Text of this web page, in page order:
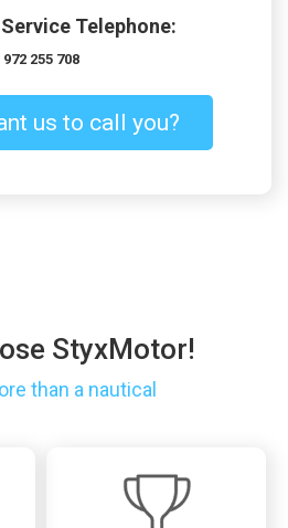
Telephone:
972 255 708
us to call you?
StyxMotor!
than a nautical